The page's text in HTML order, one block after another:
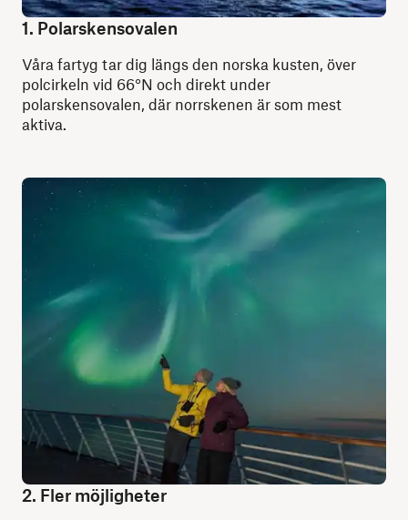
1. Polarskensovalen
Våra fartyg tar dig längs den norska kusten, över
polcirkeln vid 66°N och direkt under
polarskensovalen, där norrskenen är som mest
aktiva.
2. Fler möjligheter